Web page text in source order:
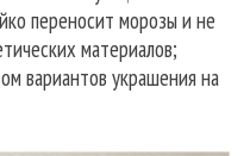
переносит морозы и не
материалов;
вариантов украшения на